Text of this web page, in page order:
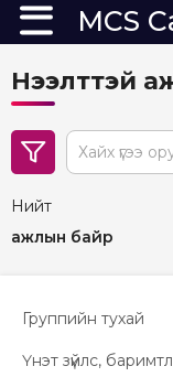
MCS
Нээлттэй
Нийт
ажлын байр
Группийн тухай
Үнэт зүйлс,